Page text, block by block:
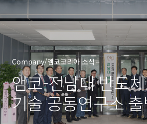
Company/앰코코리아 소식
앰코-전남대 반도
기술 공동연구소 출